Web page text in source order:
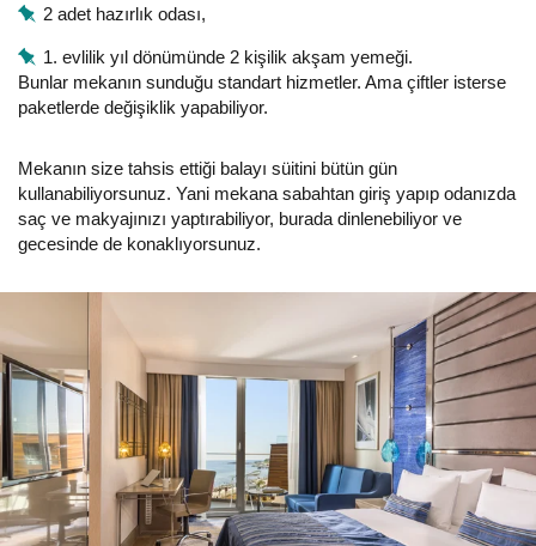
2 adet hazırlık odası,
1. evlilik yıl dönümünde 2 kişilik akşam yemeği.
Bunlar mekanın sunduğu standart hizmetler. Ama çiftler isterse
paketlerde değişiklik yapabiliyor.
Mekanın size tahsis ettiği balayı süitini bütün gün
kullanabiliyorsunuz. Yani mekana sabahtan giriş yapıp odanızda
saç ve makyajınızı yaptırabiliyor, burada dinlenebiliyor ve
gecesinde de konaklıyorsunuz.